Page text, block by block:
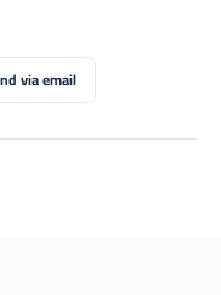
via email